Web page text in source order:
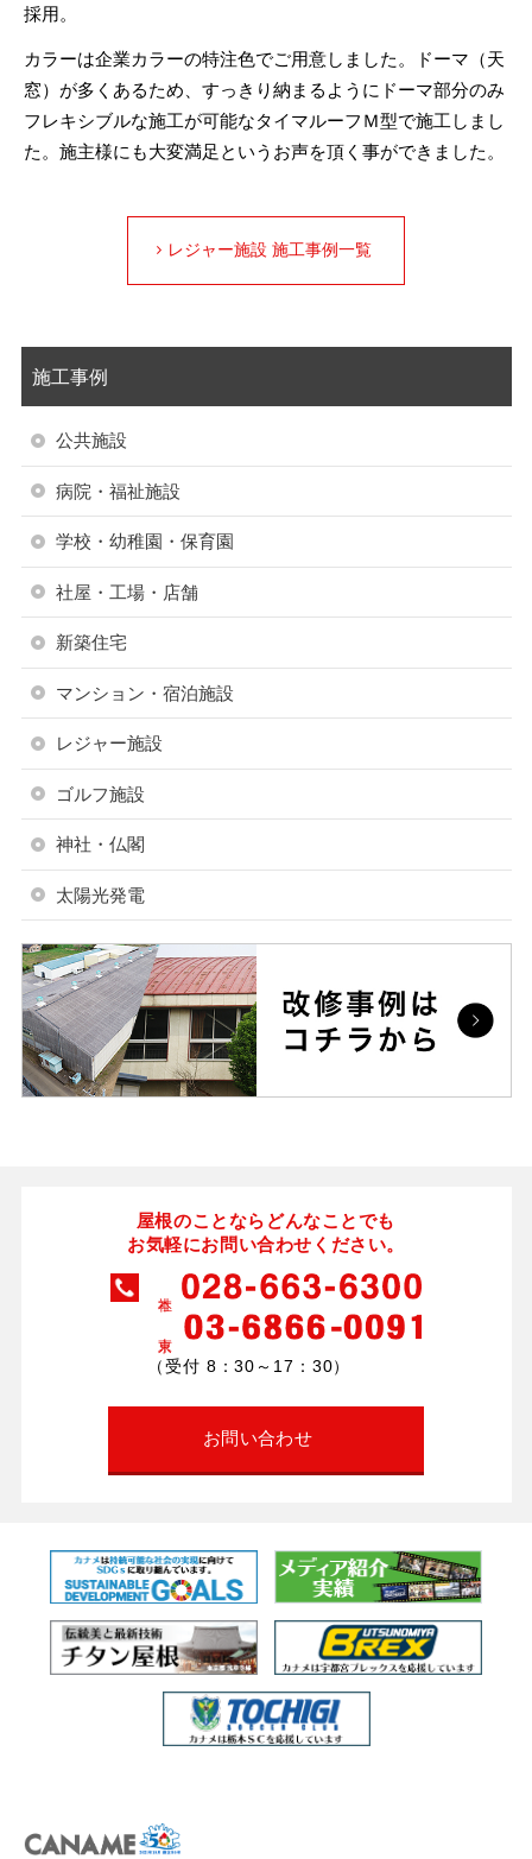
採用。
カラーは企業カラーの特注色でご用意しました。ドーマ（天
窓）が多くあるため、すっきり納まるようにドーマ部分のみ
フレキシブルな施工が可能なタイマルーフＭ型で施工しまし
た。施主様にも大変満足というお声を頂く事ができました。
レジャー施設 施工事例一覧
施工事例
公共施設
病院・福祉施設
学校・幼稚園・保育園
社屋・工場・店舗
新築住宅
マンション・宿泊施設
レジャー施設
ゴルフ施設
神社・仏閣
太陽光発電
屋根のことならどんなことでも
お気軽にお問い合わせください。
（受付 8：30～17：30）
お問い合わせ